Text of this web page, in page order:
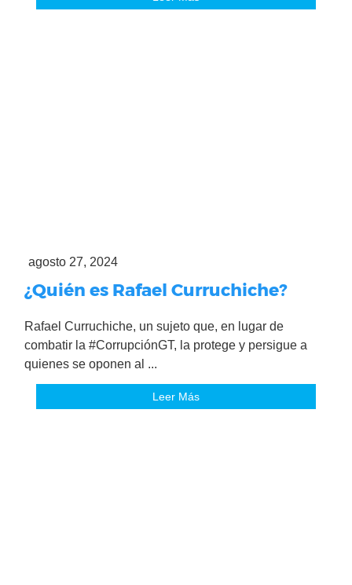
agosto 27, 2024
¿Quién es Rafael Curruchiche?
Rafael Curruchiche, un sujeto que, en lugar de
combatir la #CorrupciónGT, la protege y persigue a
quienes se oponen al ...
Leer Más